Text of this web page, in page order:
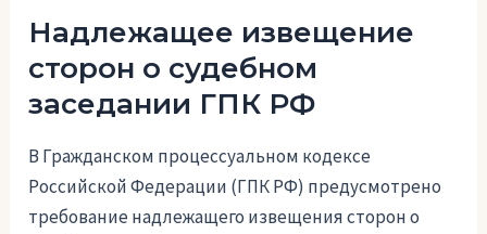
Надлежащее извещение
сторон о судебном
заседании ГПК РФ
В Гражданском процессуальном кодексе
Российской Федерации (ГПК РФ) предусмотрено
требование надлежащего извещения сторон о